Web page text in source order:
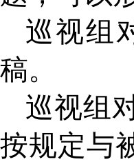
巡视组
稿。
巡视组
按规定与